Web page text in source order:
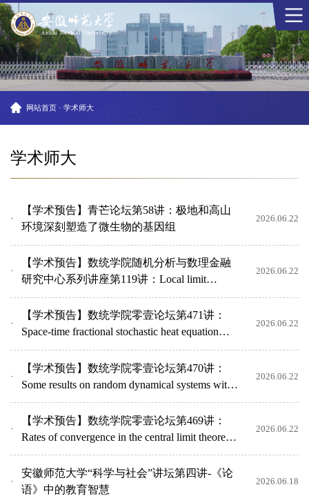
网站首页 · 学术师大
学术师大
【学术预告】青芒论坛第58讲：极地和高山
环境深刻塑造了微生物的基因组
2026.06.22
【学术预告】数统学院随机分析与数理金融
研究中心系列讲座第119讲：Local limit
theorems for products ...
2026.06.22
【学术预告】数统学院零壹论坛第471讲：
Space-time fractional stochastic heat equation
with spatiall...
2026.06.22
【学术预告】数统学院零壹论坛第470讲：
Some results on random dynamical systems with
fractional noi...
2026.06.22
【学术预告】数统学院零壹论坛第469讲：
Rates of convergence in the central limit theorem
for the el...
2026.06.22
安徽师范大学“科学与社会”讲坛第四讲-《论
语》中的教育智慧
2026.06.18